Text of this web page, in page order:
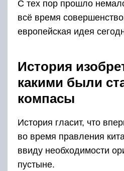
С тех пор прошло
всё время
европейская идея
История
какими были
компасы
История гласит, что
во время правления
ввиду необходимости
пустыне.